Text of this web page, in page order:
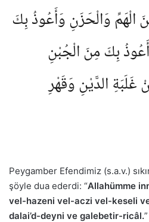
الْهَمِّ وَالْحَزَنِ وَأَعُوذُ بِكَ
بِكَ مِنَ الْجُبْنِ
الدَّيْنِ وَقَهْرِ
Peygamber Efendimiz (s.a.v.)
şöyle dua ederdi: “Allahümme
vel-hazeni vel-aczi vel-keseli
dalai’d-deyni ve galebetir-ricâl.